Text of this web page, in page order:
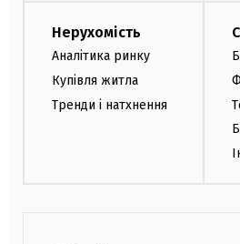
Нерухомість
Аналітика ринку
Купівля житла
Тренди і натхнення